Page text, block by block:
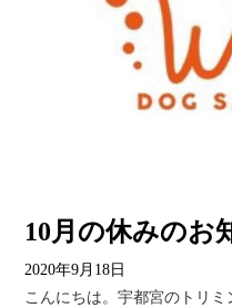
10月の休みのお
2020年9月18日
こんにちは。宇都宮のトリミ